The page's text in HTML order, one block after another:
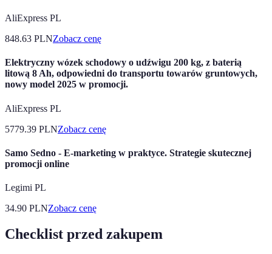
AliExpress PL
848.63 PLNZobacz cenę
Elektryczny wózek schodowy o udźwigu 200 kg, z baterią
litową 8 Ah, odpowiedni do transportu towarów gruntowych,
nowy model 2025 w promocji.
AliExpress PL
5779.39 PLNZobacz cenę
Samo Sedno - E-marketing w praktyce. Strategie skutecznej
promocji online
Legimi PL
34.90 PLNZobacz cenę
Checklist przed zakupem